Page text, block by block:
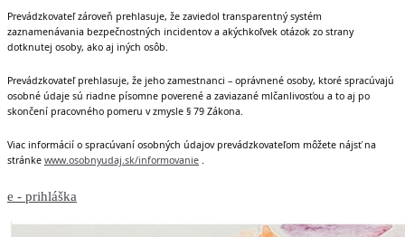
Prevádzkovateľ zároveň prehlasuje, že zaviedol transparentný systém
zaznamenávania bezpečnostných incidentov a akýchkoľvek otázok zo strany
dotknutej osoby, ako aj iných osôb.
Prevádzkovateľ prehlasuje, že jeho zamestnanci – oprávnené osoby, ktoré spracúvajú
osobné údaje sú riadne písomne poverené a zaviazané mlčanlivosťou a to aj po
skončení pracovného pomeru v zmysle § 79 Zákona.
Viac informácií o spracúvaní osobných údajov prevádzkovateľom môžete nájsť na
stránke www.osobnyudaj.sk/informovanie .
e - prihláška